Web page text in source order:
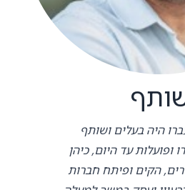
היה בעלים ושותף
ופועלות עד היום, כיהן
הקים ופיתח חברות